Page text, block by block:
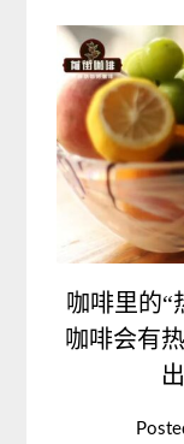
咖啡里的“
咖啡会有